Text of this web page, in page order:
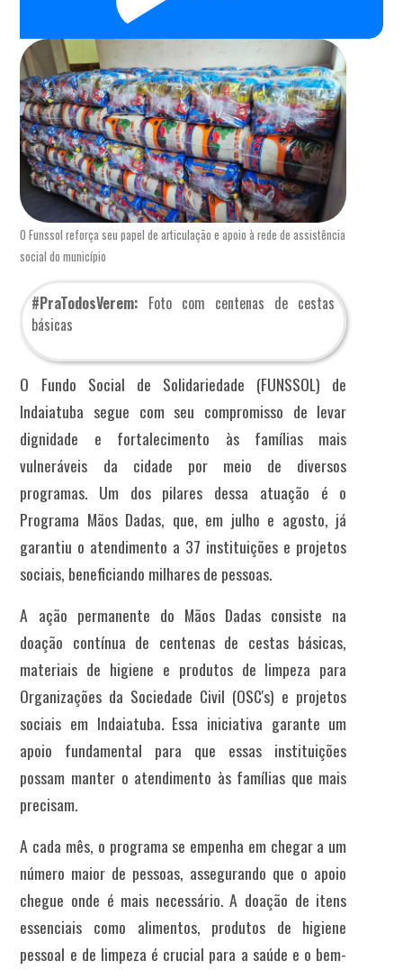
O Funssol reforça seu papel de articulação e apoio à rede de assistência
social do município
#PraTodosVerem: Foto com centenas de cestas
básicas
O Fundo Social de Solidariedade (FUNSSOL) de
Indaiatuba segue com seu compromisso de levar
dignidade e fortalecimento às famílias mais
vulneráveis da cidade por meio de diversos
programas. Um dos pilares dessa atuação é o
Programa Mãos Dadas, que, em julho e agosto, já
garantiu o atendimento a 37 instituições e projetos
sociais, beneficiando milhares de pessoas.
A ação permanente do Mãos Dadas consiste na
doação contínua de centenas de cestas básicas,
materiais de higiene e produtos de limpeza para
Organizações da Sociedade Civil (OSC's) e projetos
sociais em Indaiatuba. Essa iniciativa garante um
apoio fundamental para que essas instituições
possam manter o atendimento às famílias que mais
precisam.
A cada mês, o programa se empenha em chegar a um
número maior de pessoas, assegurando que o apoio
chegue onde é mais necessário. A doação de itens
essenciais como alimentos, produtos de higiene
pessoal e de limpeza é crucial para a saúde e o bem-